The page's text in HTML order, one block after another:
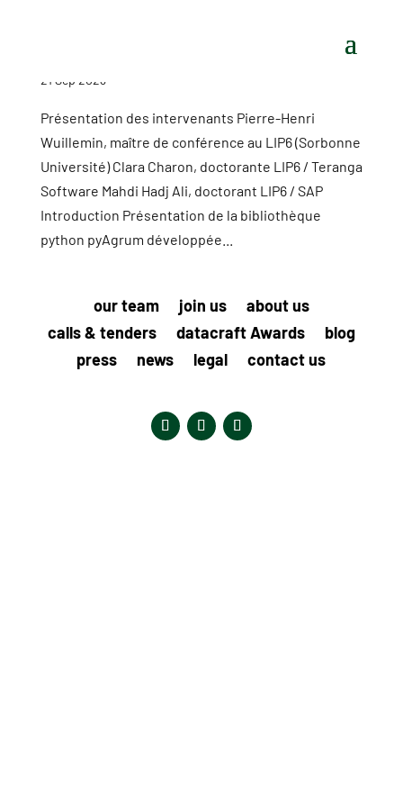
21 Sep 2023
Présentation des intervenants Pierre-Henri
Wuillemin, maître de conférence au LIP6 (Sorbonne
Université) Clara Charon, doctorante LIP6 / Teranga
Software Mahdi Hadj Ali, doctorant LIP6 / SAP
Introduction Présentation de la bibliothèque
python pyAgrum développée...
our team join us
about us
calls & tenders
datacraft Awards
blog
press
news legal contact us